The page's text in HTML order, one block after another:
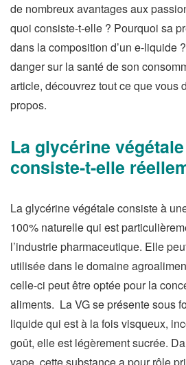
de nombreux avantages aux
quoi consiste-t-elle ? Pourquoi sa
dans la composition d’un e-liquide
danger sur la santé de son
article, découvrez tout ce que vous
propos.
La glycérine
consiste-t-elle
La glycérine végétale consiste à
100% naturelle qui est
l’industrie pharmaceutique. Elle
utilisée dans le domaine
celle-ci peut être optée pour la
aliments. La VG se présente sous
liquide qui est à la fois visqueux,
goût, elle est légèrement sucrée.